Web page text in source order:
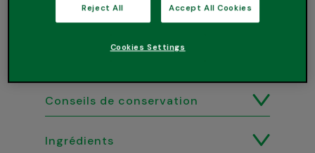
Conseils de conservation
Ingrédients
Reject All Accept All Cookies
Cookies Settings